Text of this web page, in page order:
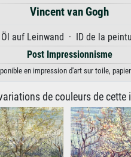
Vincent van Gogh
auf Leinwand · ID de la
Post Impressionnisme
en impression d'art sur toile,
de couleurs de cette